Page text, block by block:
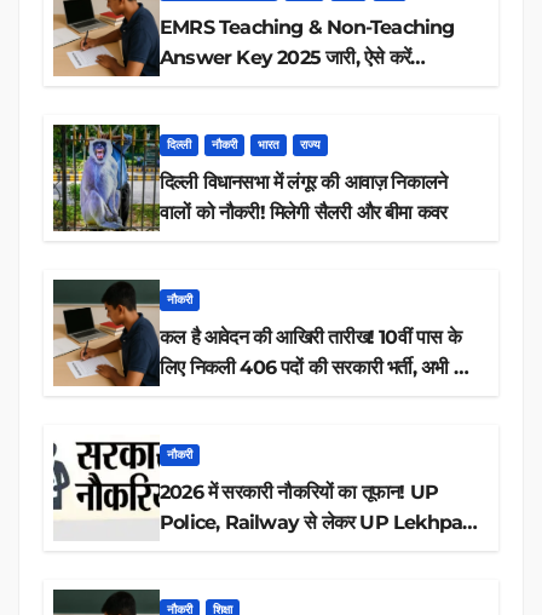
EMRS Teaching & Non-Teaching
Answer Key 2025 जारी, ऐसे करें
दिल्ली नौकरी भारत राज्य
दिल्ली विधानसभा में लंगूर की आवाज़ निकालने
वालों को नौकरी! मिलेगी सैलरी और बीमा कवर
नौकरी
कल है आवेदन की आखिरी तारीख! 10वीं पास के
लिए निकली 406 पदों की सरकारी भर्ती, अभी करें
नौकरी
2026 में सरकारी नौकरियों का तूफान! UP
Police, Railway से लेकर UP Lekhpal
नौकरी शिक्षा